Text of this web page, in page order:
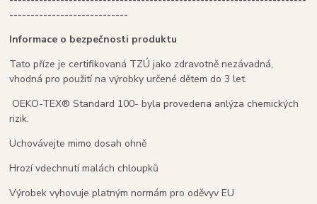
----------------------------
Informace o bezpečnosti produktu
Tato příze je certifikovaná TZÚ jako zdravotně nezávadná,
vhodná pro použití na výrobky určené dětem do 3 let.
OEKO-TEX® Standard 100- byla provedena anlýza chemických
rizik.
Uchovávejte mimo dosah ohně
Hrozí vdechnutí malách chloupků
Výrobek vyhovuje platným normám pro oděvyv EU